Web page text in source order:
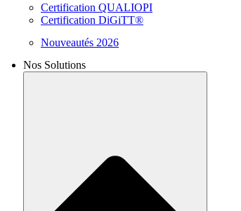
Certification QUALIOPI
Certification DiGiTT®
Nouveautés 2026
Nos Solutions